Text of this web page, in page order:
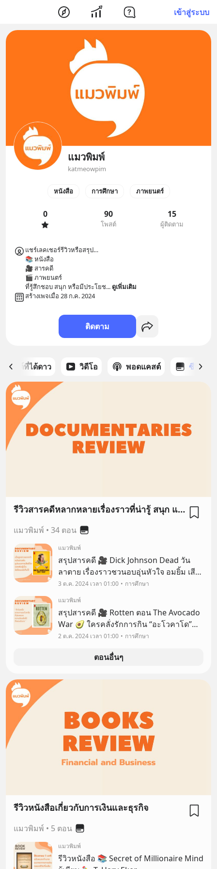
เข้าสู่ระบบ
แมวพิมพ์
katmeowpim
หนังสือ การศึกษา ภาพยนตร์
0 90
โพสต์
15
ผู้ติดตาม
แชร์เลคเชอร์รีวิวหรือสรุป…
📚 หนังสือ
🎥 สารคดี
🎬 ภาพยนตร์
ที่รู้สึกชอบ สนุก หรือมีประโยช... ดูเพิ่มเติม
สร้างเพจเมื่อ 28 ก.ค. 2024
ติดตาม
โพสต์ที่ได้ดาว วิดีโอ พอดแคสต์ ซีรีส์
รีวิวสารคดีหลากหลายเรื่องราวที่น่ารู้ สนุก และน่าสนใจ
แมวพิมพ์ • 34 ตอน
แมวพิมพ์
สรุปสารคดี 🎥 Dick Johnson Dead วัน
ลาตาย เรื่องราวชวนอบอุ่นหัวใจ อมยิ้ม เสีย
น้ำตา ซาบซึ้ง และเห็นคุณค่าของชีวิตมาก
ขึ้น ของครอบครัวจอห์นสัน ที่มีคุณพ่อป่วย
เป็นโรคอัลไซเมอร์
3 ต.ค. 2024 เวลา 01:00
การศึกษา
แมวพิมพ์
สรุปสารคดี 🎥 Rotten ตอน The Avocado
War 🥑 ใครคลั่งรักการกิน “อะโวคาโด”
บ้าง? ยกมือขึ้น ไม่น่าเชื่อว่าผลไม้ที่สีสันสวย
ไม่ชวนให้น่าดูน่ามอง เหมือนตอนที่เสิร์ฟม
2 ต.ค. 2024 เวลา 01:00 การศึกษา
ตอนอื่นๆ
รีวิวหนังสือเกี่ยวกับการเงินและธุรกิจ
แมวพิมพ์ • 5 ตอน
แมวพิมพ์
รีวิวหนังสือ 📚 Secret of Millionaire Mind